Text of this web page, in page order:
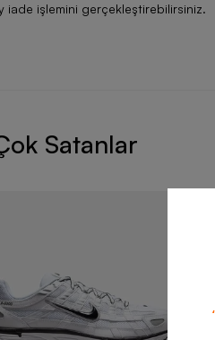
iade işlemini gerçekleştirebilirsiniz.
Satanlar